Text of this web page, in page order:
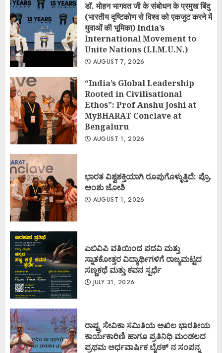
डॉ. मोहन भागवत जी के संबोधन के प्रमुख बिंदु
(भारतीय दृष्टिकोण से विश्व को एकजुट करने में
युवाओं की भूमिका) India’s
International Movement to
Unite Nations (I.I.M.U.N.)
AUGUST 7, 2026
“India’s Global Leadership
Rooted in Civilisational
Ethos”: Prof Anshu Joshi at
MyBHARAT Conclave at
Bengaluru
AUGUST 1, 2026
ಭಾರತ ವಿಶ್ವಶಕ್ತಿಯಾಗಿ ರೂಪುಗೊಳ್ಳುತ್ತಿದೆ: ಪ್ರೊ.
ಅಂಶು ಜೋಶಿ
AUGUST 1, 2026
ಎಬಿವಿಪಿ ವತಿಯಿಂದ ಪದವಿ ಮತ್ತು
ಸ್ನಾತಕೋತ್ತರ ವಿದ್ಯಾರ್ಥಿಗಳಿಗೆ ರಾಜ್ಯಮಟ್ಟದ
ಸಣ್ಣಕಥೆ ಮತ್ತು ಕವನ ಸ್ಪರ್ಧೆ
JULY 31, 2026
ರಾಷ್ಟ್ರ ಸೇವಿಕಾ ಸಮಿತಿಯ ಅಖಿಲ ಭಾರತೀಯ
ಕಾರ್ಯಕಾರಿಣಿ ಹಾಗೂ ಪ್ರತಿನಿಧಿ ಮಂಡಲದ
ಪ್ರಥಮ ಅರ್ಧವಾರ್ಷಿಕ ಬೈಠಕ್ ನ ಸಂಪನ್ನ